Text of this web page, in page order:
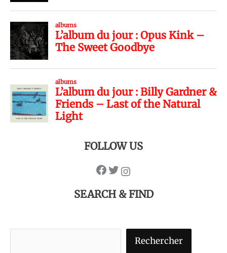
FOLLOW US
SEARCH & FIND
Rechercher